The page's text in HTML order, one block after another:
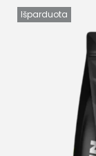
Išparduota